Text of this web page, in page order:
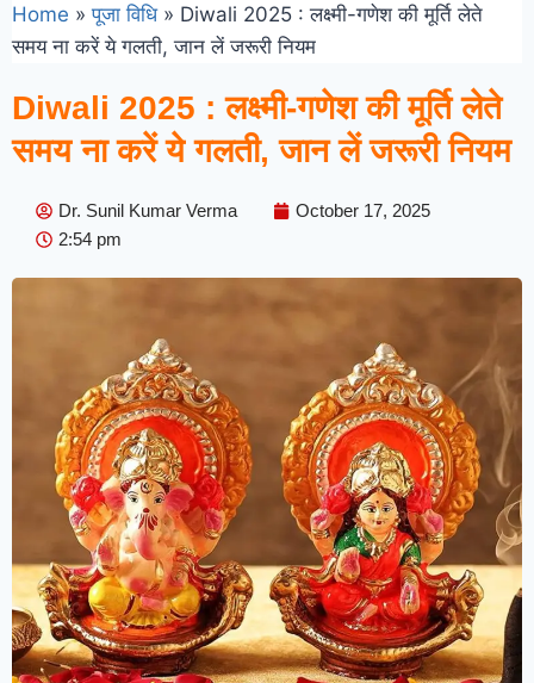
Home » पूजा विधि » Diwali 2025 : लक्ष्मी-गणेश की मूर्ति लेते
समय ना करें ये गलती, जान लें जरूरी नियम
Diwali 2025 : लक्ष्मी-गणेश की मूर्ति लेते
समय ना करें ये गलती, जान लें जरूरी नियम
Dr. Sunil Kumar Verma
October 17, 2025
2:54 pm